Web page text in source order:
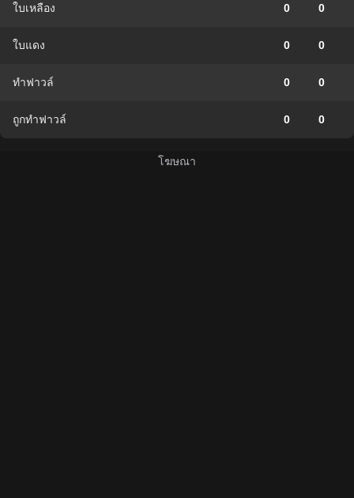
ใบเหลือง 0 0
ใบแดง 0 0
ทำฟาวล์ 0 0
ถูกทำฟาวล์ 0 0